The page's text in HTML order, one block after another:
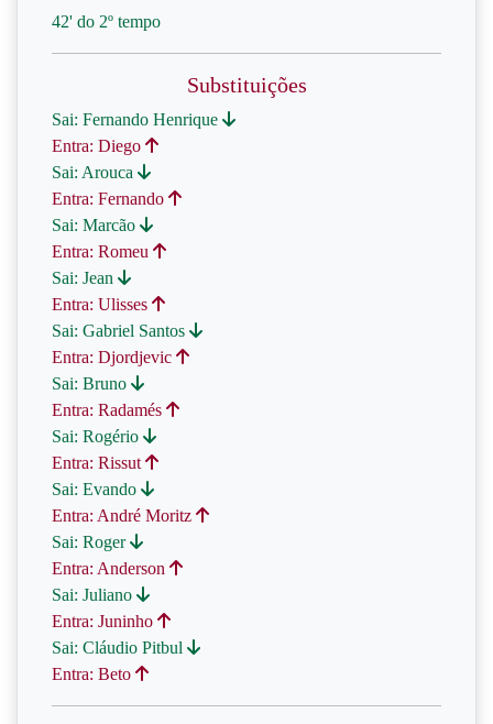
42' do 2º tempo
Substituições
Sai: Fernando Henrique
Entra: Diego
Sai: Arouca
Entra: Fernando
Sai: Marcão
Entra: Romeu
Sai: Jean
Entra: Ulisses
Sai: Gabriel Santos
Entra: Djordjevic
Sai: Bruno
Entra: Radamés
Sai: Rogério
Entra: Rissut
Sai: Evando
Entra: André Moritz
Sai: Roger
Entra: Anderson
Sai: Juliano
Entra: Juninho
Sai: Cláudio Pitbul
Entra: Beto